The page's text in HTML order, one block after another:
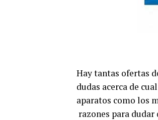
Hay tantas ofertas
dudas acerca de
aparatos como los
razones para dudar